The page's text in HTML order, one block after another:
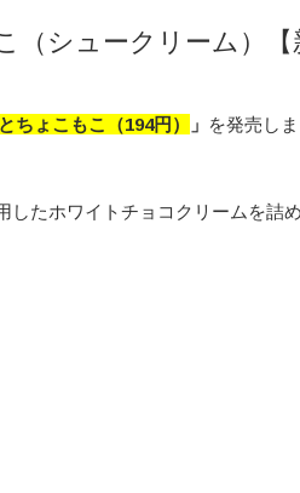
シュークリーム）【
ちょこもこ（194円） 」 を発売しま
たホワイトチョコクリームを詰